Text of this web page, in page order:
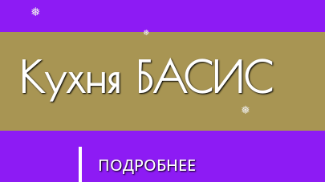
❅
❅
Кухня БАСИС
ПОДРОБНЕЕ